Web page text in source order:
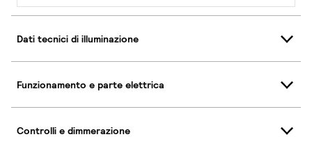
Dati tecnici di illuminazione
Funzionamento e parte elettrica
Controlli e dimmerazione